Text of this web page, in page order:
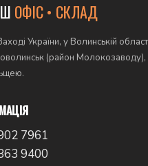
ОФІС • СКЛАД
України, у Волинській
(район
7961
9400